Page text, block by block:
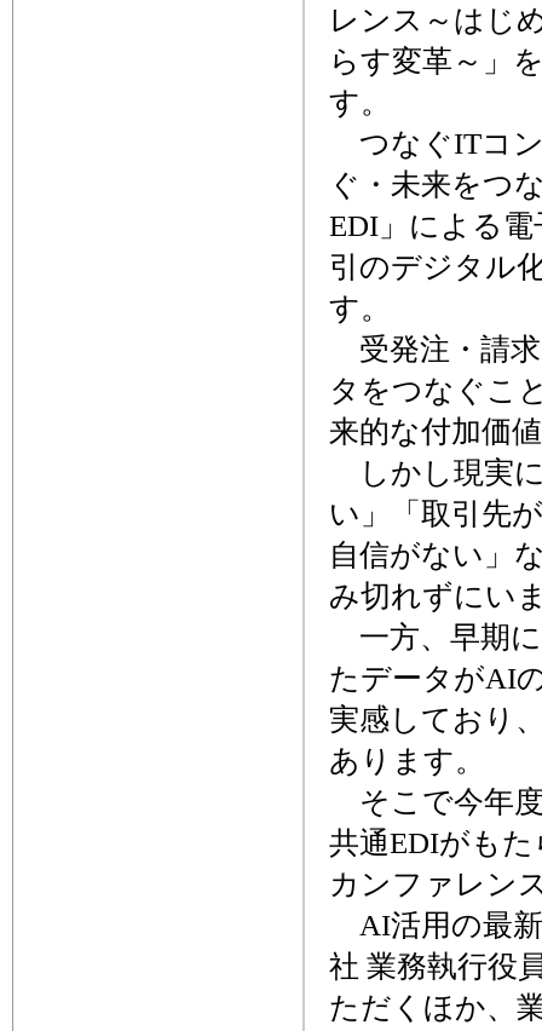
レンス～はじ
らす変革～」
す。
つなぐITコ
ぐ・未来をつ
EDI」による
引のデジタル
す。
受発注・請
タをつなぐこ
来的な付加価
しかし現実
い」「取引先
自信がない」
み切れずにい
一方、早期
たデータがAI
実感しており
あります
そこで今年
共通EDIがもた
カンファレン
AI活用の最
社 業務執行役
ただくほか、